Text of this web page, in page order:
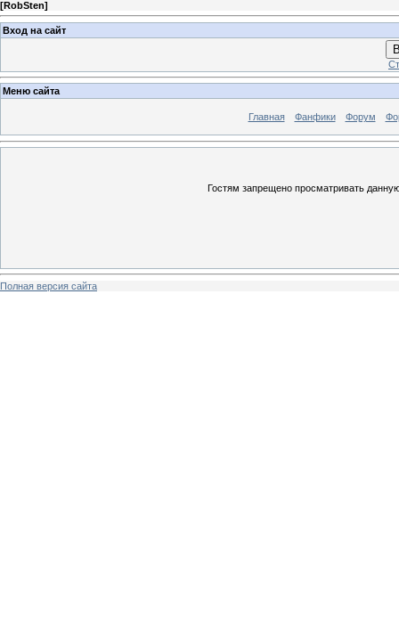
[RobSten]
Вход на сайт
Меню сайта
Главная Фанфики Форум
Гостям запрещено просматривать
Полная версия сайта